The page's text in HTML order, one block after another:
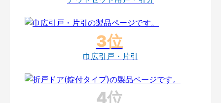
巾広引戸・片引